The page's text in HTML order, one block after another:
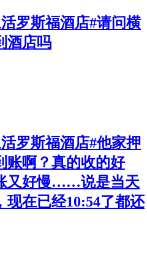
罗斯福酒店#请问横
酒店吗
罗斯福酒店#他家押
账啊？真的收的好
又好慢……说是当天
现在已经10:54了都还